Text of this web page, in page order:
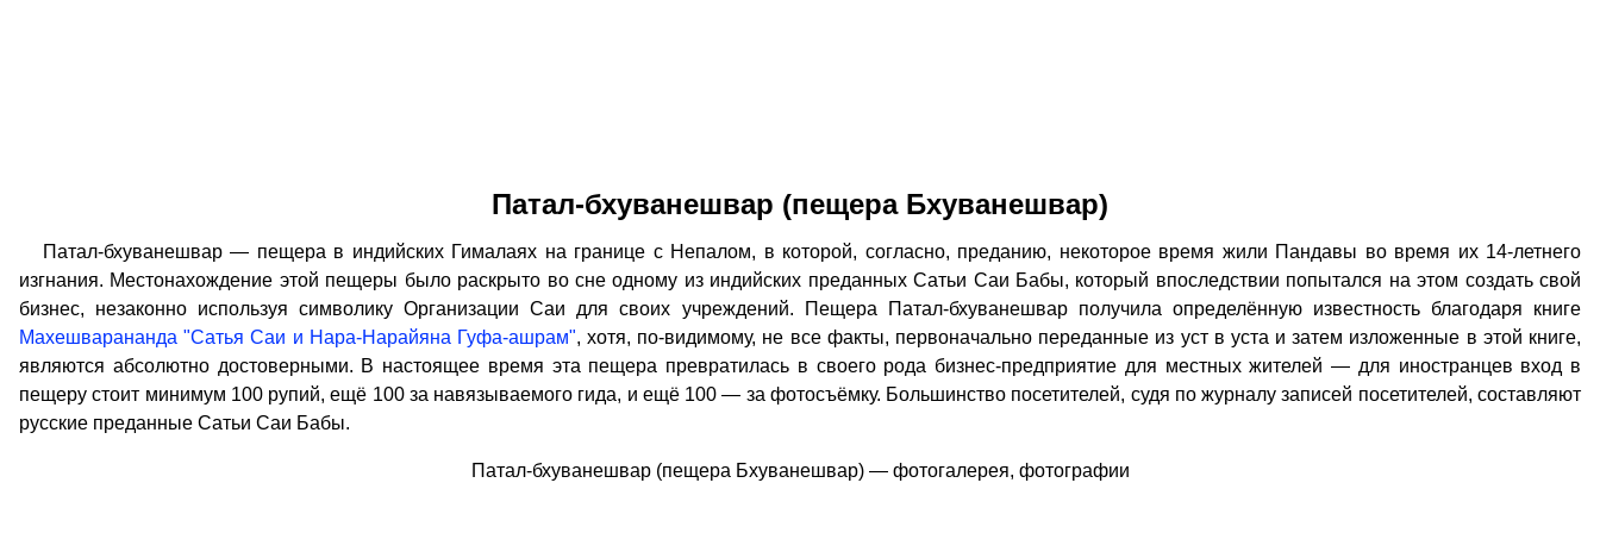
Патал-бхуванешвар (пещера Бхуванешвар)
Патал-бхуванешвар — пещера в индийских Гималаях на границе с Непалом, в которой, согласно, преданию, некоторое время жили Пандавы во время их 14-летнего
изгнания. Местонахождение этой пещеры было раскрыто во сне одному из индийских преданных Сатьи Саи Бабы, который впоследствии попытался на этом создать свой
бизнес, незаконно используя символику Организации Саи для своих учреждений. Пещера Патал-бхуванешвар получила определённую известность благодаря книге
Махешварананда "Сатья Саи и Нара-Нарайяна Гуфа-ашрам", хотя, по-видимому, не все факты, первоначально переданные из уст в уста и затем изложенные в этой книге,
являются абсолютно достоверными. В настоящее время эта пещера превратилась в своего рода бизнес-предприятие для местных жителей — для иностранцев вход в
пещеру стоит минимум 100 рупий, ещё 100 за навязываемого гида, и ещё 100 — за фотосъёмку. Большинство посетителей, судя по журналу записей посетителей, составляют
русские преданные Сатьи Саи Бабы.
Патал-бхуванешвар (пещера Бхуванешвар) — фотогалерея, фотографии